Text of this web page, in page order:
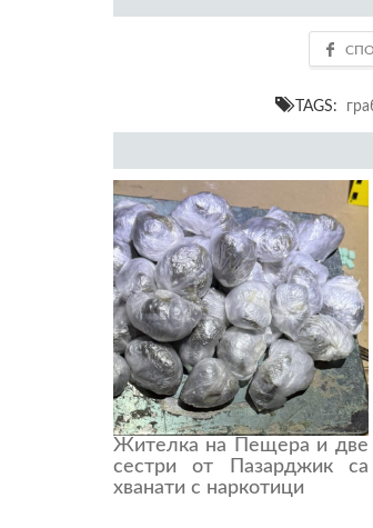
TAGS:
Жителка на Пещера и две
сестри от Пазарджик са
хванати с наркотици